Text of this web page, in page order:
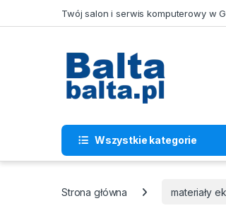
Skip to navigationTwój salon i serwis komputerowy w
Wszystkie kategorie
Strona główna materiały